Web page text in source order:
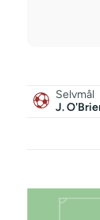
Selvmål
J.